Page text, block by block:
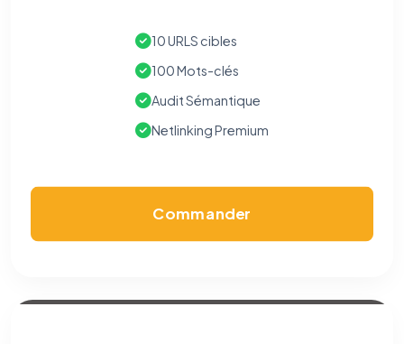
10 URLS cibles
100 Mots-clés
Audit Sémantique
Netlinking Premium
Commander